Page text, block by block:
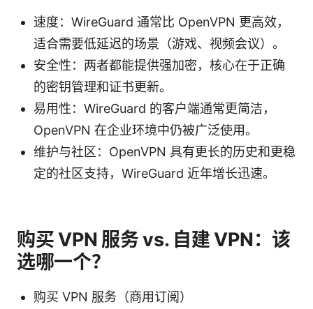
速度：WireGuard 通常比 OpenVPN 更高效，
适合需要低延迟的场景（游戏、视频会议）。
安全性：两者都能提供强加密，核心在于正确
的密钥管理和证书更新。
易用性：WireGuard 的客户端通常更简洁，
OpenVPN 在企业环境中仍被广泛使用。
维护与社区：OpenVPN 具有更长的历史和更稳
定的社区支持，WireGuard 近年增长迅速。
购买 VPN 服务 vs. 自建 VPN：该
选哪一个？
购买 VPN 服务（商用订阅）